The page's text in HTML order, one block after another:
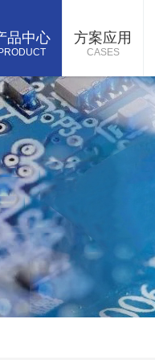
品中心
PRODUCT
方案应用
CASES